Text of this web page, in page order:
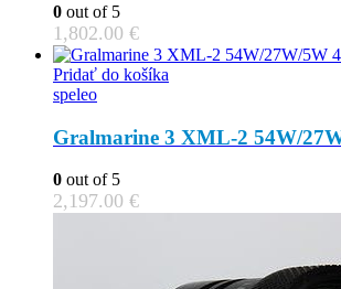
0 out of 5
1,802.00 €
Pridať do košíka
speleo
Gralmarine 3 XML-2 54W/
0 out of 5
2,197.00 €